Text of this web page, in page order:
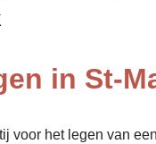
in St-
voor het legen van